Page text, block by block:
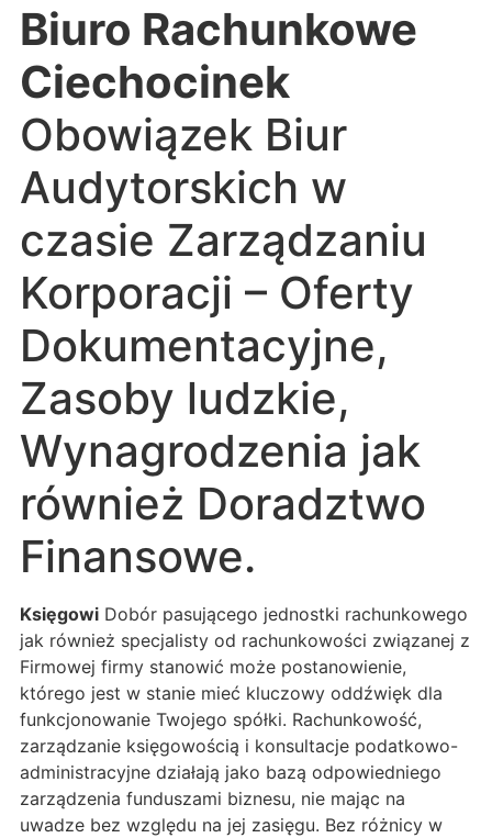
Biuro Rachunkowe
Ciechocinek
Obowiązek Biur
Audytorskich w
czasie Zarządzaniu
Korporacji – Oferty
Dokumentacyjne,
Zasoby ludzkie,
Wynagrodzenia jak
również Doradztwo
Finansowe.
Księgowi Dobór pasującego jednostki rachunkowego
jak również specjalisty od rachunkowości związanej z
Firmowej firmy stanowić może postanowienie,
którego jest w stanie mieć kluczowy oddźwięk dla
funkcjonowanie Twojego spółki. Rachunkowość,
zarządzanie księgowością i konsultacje podatkowo-
administracyjne działają jako bazą odpowiedniego
zarządzenia funduszami biznesu, nie mając na
uwadze bez względu na jej zasięgu. Bez różnicy w